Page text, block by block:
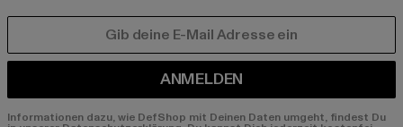
ANMELDEN
Informationen dazu, wie DefShop mit Deinen Daten umgeht, findest Du